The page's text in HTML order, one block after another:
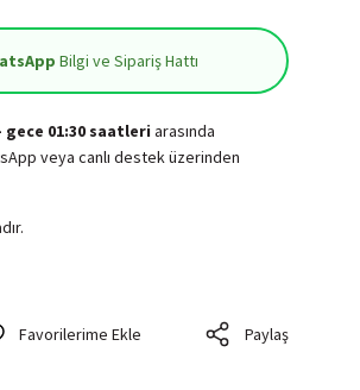
Bilgi ve Sipariş Hattı
gece 01:30 saatleriarasında
veya canlı destek üzerinden
Paylaş